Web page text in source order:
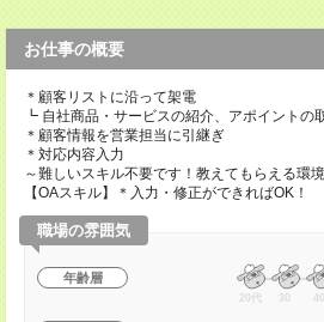
お仕事の概要
＊顧客リストに沿って架電
┗ 自社商品・サービスの紹介、アポイントの
＊顧客情報を営業担当に引継ぎ
＊対応内容入力
～難しいスキル不要です！教えてもらえる環
【OAスキル】＊入力・修正ができればOK！
職場の雰囲気
年齢層
20代 30 40